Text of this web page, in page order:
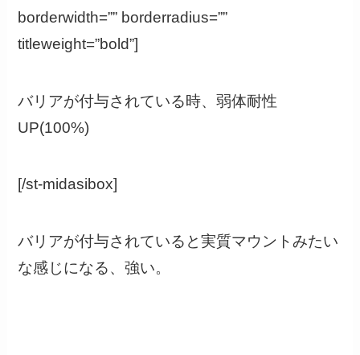
borderwidth=”” borderradius=””
titleweight=”bold”]
バリアが付与されている時、弱体耐性
UP(100%)
[/st-midasibox]
バリアが付与されていると実質マウントみたい
な感じになる、強い。